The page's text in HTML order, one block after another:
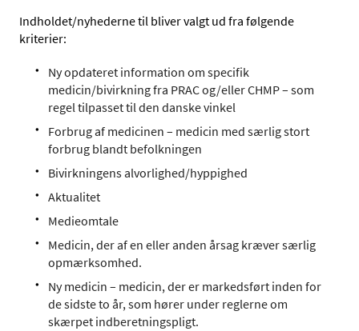
Indholdet/nyhederne til bliver valgt ud fra følgende
kriterier:
Ny opdateret information om specifik
medicin/bivirkning fra PRAC og/eller CHMP – som
regel tilpasset til den danske vinkel
Forbrug af medicinen – medicin med særlig stort
forbrug blandt befolkningen
Bivirkningens alvorlighed/hyppighed
Aktualitet
Medieomtale
Medicin, der af en eller anden årsag kræver særlig
opmærksomhed.
Ny medicin – medicin, der er markedsført inden for
de sidste to år, som hører under reglerne om
skærpet indberetningspligt.